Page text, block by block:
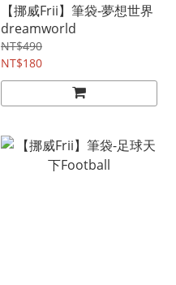
【挪威Frii】筆袋-夢想世界
dreamworld
NT$490
NT$180